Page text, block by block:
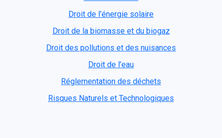
Droit de l’énergie solaire
Droit de la biomasse et du biogaz
Droit des pollutions et des nuisances
Droit de l’eau
Réglementation des déchets
Risques Naturels et Technologiques